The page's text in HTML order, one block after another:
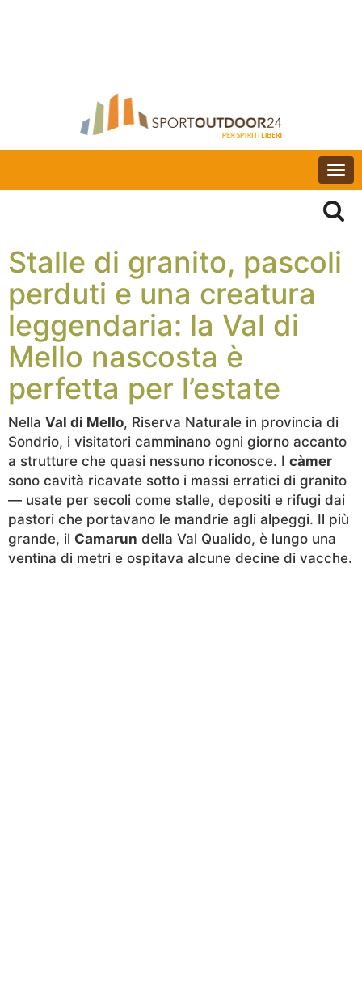
Stalle di granito, pascoli
perduti e una creatura
leggendaria: la Val di
Mello nascosta è
perfetta per l’estate
Nella Val di Mello, Riserva Naturale in provincia di
Sondrio, i visitatori camminano ogni giorno accanto
a strutture che quasi nessuno riconosce. I càmer
sono cavità ricavate sotto i massi erratici di granito
— usate per secoli come stalle, depositi e rifugi dai
pastori che portavano le mandrie agli alpeggi. Il più
grande, il Camarun della Val Qualido, è lungo una
ventina di metri e ospitava alcune decine di vacche.